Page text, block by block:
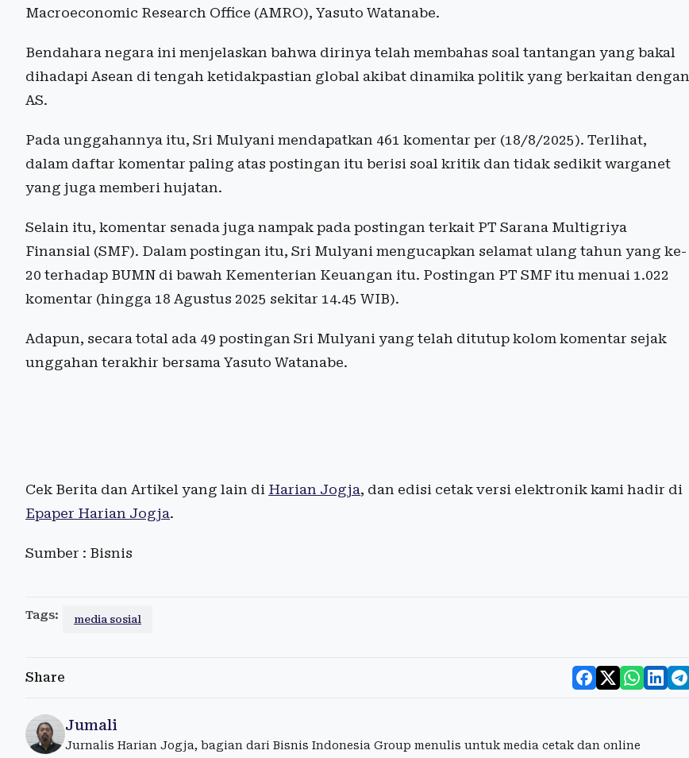
Macroeconomic Research Office (AMRO), Yasuto Watanabe.
Bendahara negara ini menjelaskan bahwa dirinya telah membahas soal tantangan yang bakal
dihadapi Asean di tengah ketidakpastian global akibat dinamika politik yang berkaitan dengan
AS.
Pada unggahannya itu, Sri Mulyani mendapatkan 461 komentar per (18/8/2025). Terlihat,
dalam daftar komentar paling atas postingan itu berisi soal kritik dan tidak sedikit warganet
yang juga memberi hujatan.
Selain itu, komentar senada juga nampak pada postingan terkait PT Sarana Multigriya
Finansial (SMF). Dalam postingan itu, Sri Mulyani mengucapkan selamat ulang tahun yang ke-
20 terhadap BUMN di bawah Kementerian Keuangan itu. Postingan PT SMF itu menuai 1.022
komentar (hingga 18 Agustus 2025 sekitar 14.45 WIB).
Adapun, secara total ada 49 postingan Sri Mulyani yang telah ditutup kolom komentar sejak
unggahan terakhir bersama Yasuto Watanabe.
Cek Berita dan Artikel yang lain di Harian Jogja, dan edisi cetak versi elektronik kami hadir di
Epaper Harian Jogja.
Sumber : Bisnis
Tags: media sosial
Share
Jumali
Jurnalis Harian Jogja, bagian dari Bisnis Indonesia Group menulis untuk media cetak dan online